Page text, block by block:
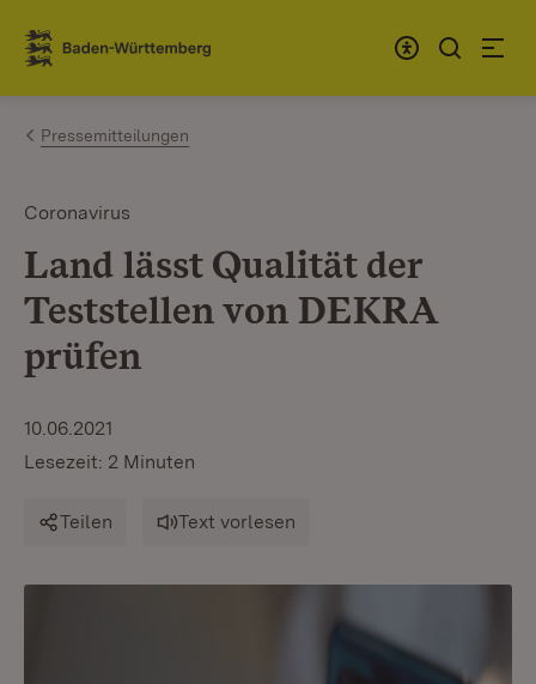
Zum Inhalt springen
Link zur Startseite
Pressemitteilungen
Coronavirus
Land lässt Qualität der
Teststellen von DEKRA
prüfen
10.06.2021
Lesezeit: 2 Minuten
Teilen Text vorlesen